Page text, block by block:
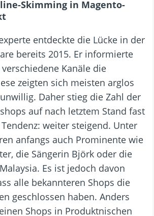
Skimming in Magento-
entdeckte die Lücke in der
bereits 2015. Er informierte
Kanäle die
zeigten sich meisten arglos
Daher stieg die Zahl der
auf nach letztem Stand fast
weiter steigend. Unter
anfangs auch Prominente wie
die Sängerin Björk oder die
Es ist jedoch davon
alle bekannteren Shops die
geschlossen haben. Anders
Shops in Produktnischen